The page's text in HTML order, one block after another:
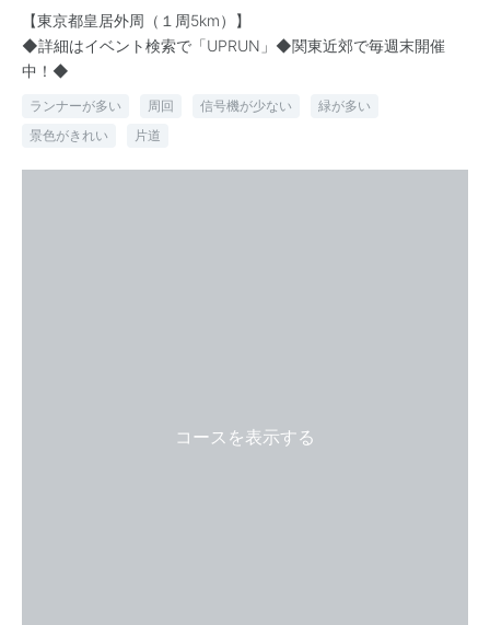
【東京都皇居外周（１周5km）】
◆詳細はイベント検索で「UPRUN」◆関東近郊で毎週末開催
中！◆
ランナーが多い 周回 信号機が少ない
緑が多い
景色がきれい
片道
コースを表示する